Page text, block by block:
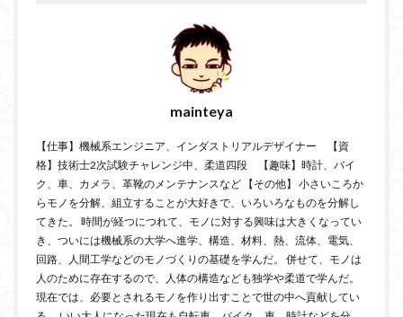
mainteya
【仕事】機械系エンジニア、インダストリアルデザイナー 【資
格】技術士2次試験チャレンジ中、柔道四段 【趣味】時計、バイ
ク、車、カメラ、革靴のメンテナンスなど 【その他】 小さいころか
らモノを分解、組立することが大好きで、いろいろなものを分解し
てきた。 時間が経つにつれて、モノに対する興味は大きくなってい
き、ついには機械系の大学へ進学、構造、材料、熱、流体、電気、
回路、人間工学などのモノづくりの基礎を学んだ。 併せて、モノは
人のために存在するので、人体の構造なども独学や柔道で学んだ。
現在では、必要とされるモノを作り出すことで世の中へ貢献してい